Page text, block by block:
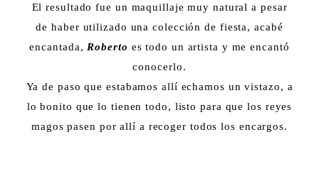
El resultado fue un maquillaje muy natural a pesar
de haber utilizado una colección de fiesta, acabé
encantada, Roberto es todo un artista y me encantó
conocerlo.
Ya de paso que estabamos allí echamos un vistazo, a
lo bonito que lo tienen todo, listo para que los reyes
magos pasen por allí a recoger todos los encargos.